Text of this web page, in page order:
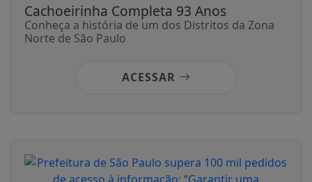
Cachoeirinha Completa 93 Anos
Conheça a história de um dos Distritos da Zona
Norte de São Paulo
ACESSAR